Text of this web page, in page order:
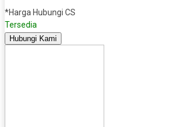
*Harga Hubungi CS
Tersedia
Hubungi Kami